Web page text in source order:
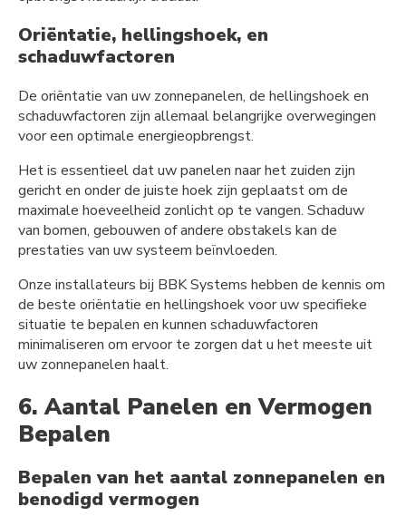
Oriëntatie, hellingshoek, en
schaduwfactoren
De oriëntatie van uw zonnepanelen, de hellingshoek en
schaduwfactoren zijn allemaal belangrijke overwegingen
voor een optimale energieopbrengst.
Het is essentieel dat uw panelen naar het zuiden zijn
gericht en onder de juiste hoek zijn geplaatst om de
maximale hoeveelheid zonlicht op te vangen. Schaduw
van bomen, gebouwen of andere obstakels kan de
prestaties van uw systeem beïnvloeden.
Onze installateurs bij BBK Systems hebben de kennis om
de beste oriëntatie en hellingshoek voor uw specifieke
situatie te bepalen en kunnen schaduwfactoren
minimaliseren om ervoor te zorgen dat u het meeste uit
uw zonnepanelen haalt.
6. Aantal Panelen en Vermogen
Bepalen
Bepalen van het aantal zonnepanelen en
benodigd vermogen